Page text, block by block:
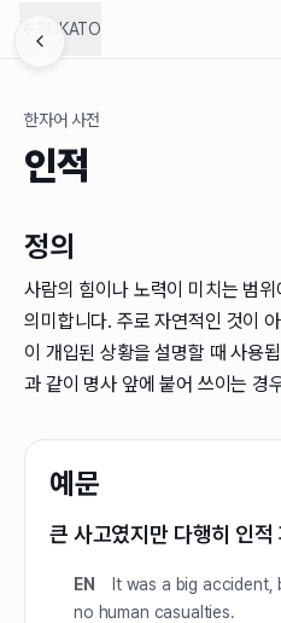
LUKATO
한자어 사전
인적
정의
사람의 힘이나 노력이 미치는 범
의미합니다. 주로 자연적인 것이
이 개입된 상황을 설명할 때 사용
과 같이 명사 앞에 붙어 쓰이는 경
예문
큰 사고였지만 다행히 인
EN
It was a big
no human casualties.